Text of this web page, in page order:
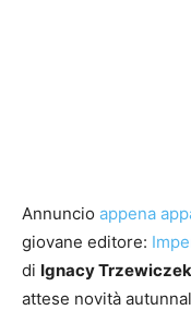
Annuncio appena
giovane editore:
di Ignacy Trzewiczek
attese novità